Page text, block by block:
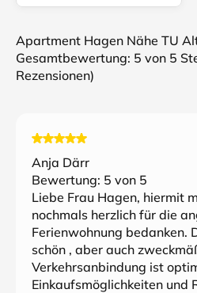
Apartment Hagen Nähe TU
Gesamtbewertung: 5 von 5
Rezensionen)
Anja Därr
Bewertung: 5 von 5
Liebe Frau Hagen, hiermit
nochmals herzlich für die
Ferienwohnung bedanken.
schön , aber auch
Verkehrsanbindung ist
Einkaufsmöglichkeiten und